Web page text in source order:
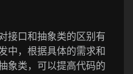
接口和抽象类的区别有
中，根据具体的需求和
象类，可以提高代码的